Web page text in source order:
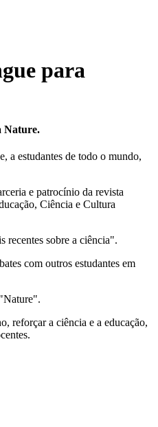
para
Nature.
a estudantes de todo o mundo,
e patrocínio da revista
Ciência e Cultura
recentes sobre a ciência".
com outros estudantes em
reforçar a ciência e a educação,